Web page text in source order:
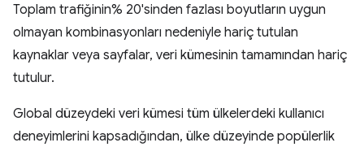
Toplam trafiğinin% 20'sinden fazlası boyutların uygun
olmayan kombinasyonları nedeniyle hariç tutulan
kaynaklar veya sayfalar, veri kümesinin tamamından hariç
tutulur.
Global düzeydeki veri kümesi tüm ülkelerdeki kullanıcı
deneyimlerini kapsadığından, ülke düzeyinde popülerlik